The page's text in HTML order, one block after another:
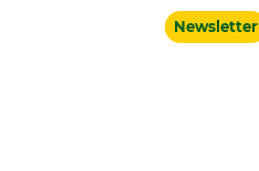
Newsletter